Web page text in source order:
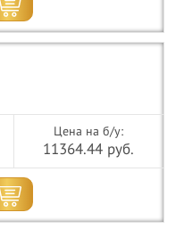
Цена на б/у:
11364.44 руб.